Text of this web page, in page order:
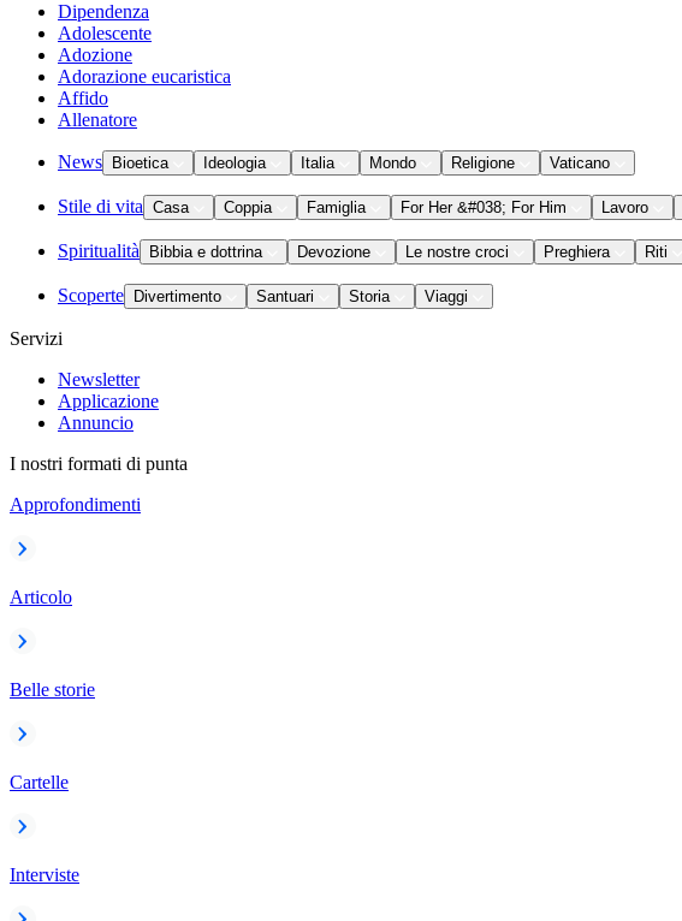
Dipendenza
Adolescente
Adozione
Adorazione eucaristica
Affido
Allenatore
News Bioetica Ideologia Italia Mondo Religione Vaticano
Stile di vita Casa Coppia Famiglia For Her &#038; For Him Lavoro
Spiritualità Bibbia e dottrina Devozione Le nostre croci Preghiera Riti
Scoperte Divertimento Santuari Storia Viaggi
Servizi
Newsletter
Applicazione
Annuncio
I nostri formati di punta
Approfondimenti
Articolo
Belle storie
Cartelle
Interviste